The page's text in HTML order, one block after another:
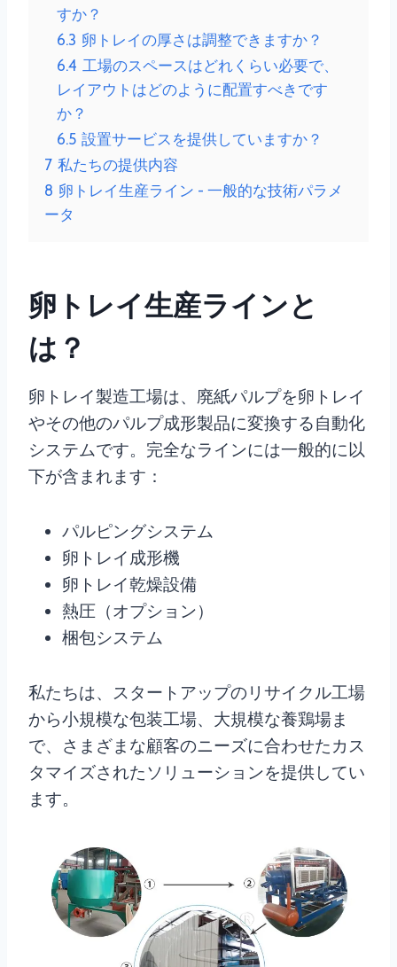
すか？
6.3 卵トレイの厚さは調整できますか？
6.4 工場のスペースはどれくらい必要で、
レイアウトはどのように配置すべきです
か？
6.5 設置サービスを提供していますか？
7 私たちの提供内容
8 卵トレイ生産ライン - 一般的な技術パラメ
ータ
卵トレイ生産ラインと
は？
卵トレイ製造工場は、廃紙パルプを卵トレイ
やその他のパルプ成形製品に変換する自動化
システムです。完全なラインには一般的に以
下が含まれます：
パルピングシステム
卵トレイ成形機
卵トレイ乾燥設備
熱圧（オプション）
梱包システム
私たちは、スタートアップのリサイクル工場
から小規模な包装工場、大規模な養鶏場ま
で、さまざまな顧客のニーズに合わせたカス
タマイズされたソリューションを提供してい
ます。